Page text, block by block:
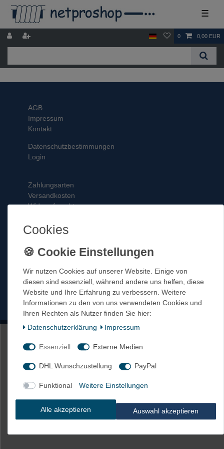
☰
0 0,00 EUR
AGB
Impressum
Kontakt
Datenschutzbestimmungen
Login
Zahlungsarten
Versandkosten
Widerrufsrecht
Fax 0911 – 577597
Öffnungszeiten 8-16.30 Uhr
Vertrag widerrufen Kontakt
Cookies
Wir nutzen Cookies auf unserer Website. Einige von
diesen sind essenziell, während andere uns helfen, diese
Website und Ihre Erfahrung zu verbessern. Weitere
Informationen zu den von uns verwendeten Cookies und
Ihren Rechten als Nutzer finden Sie hier:
Daten­schutz­erklärung
Impressum
Essenziell Externe Medien
DHL Wunschzustellung PayPal
Funktional Weitere Einstellungen
Alle akzeptieren Auswahl akzeptieren